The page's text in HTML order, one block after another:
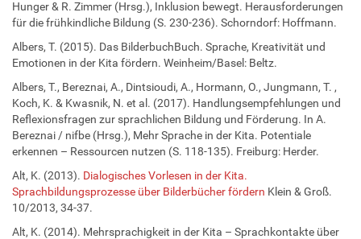
Hunger & R. Zimmer (Hrsg.), Inklusion bewegt. Herausforderungen
für die frühkindliche Bildung (S. 230-236). Schorndorf: Hoffmann.
Albers, T. (2015). Das BilderbuchBuch. Sprache, Kreativität und
Emotionen in der Kita fördern. Weinheim/Basel: Beltz.
Albers, T., Bereznai, A., Dintsioudi, A., Hormann, O., Jungmann, T. ,
Koch, K. & Kwasnik, N. et al. (2017). Handlungsempfehlungen und
Reflexionsfragen zur sprachlichen Bildung und Förderung. In A.
Bereznai / nifbe (Hrsg.), Mehr Sprache in der Kita. Potentiale
erkennen – Ressourcen nutzen (S. 118-135). Freiburg: Herder.
Alt, K. (2013). Dialogisches Vorlesen in der Kita.
Sprachbildungsprozesse über Bilderbücher fördern Klein & Groß.
10/2013, 34-37.
Alt, K. (2014). Mehrsprachigkeit in der Kita – Sprachkontakte über